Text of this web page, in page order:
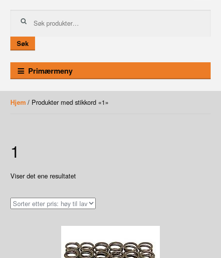
etter:
Søk
Primærmeny
Hjem/ Produkter med stikkord «1»
1
Viser det ene resultatet